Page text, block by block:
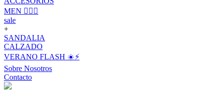
MEN 🙋🏽‍♂️
sale
+
SANDALIA
CALZADO
VERANO FLASH ☀️⚡️
Sobre Nosotros
Contacto